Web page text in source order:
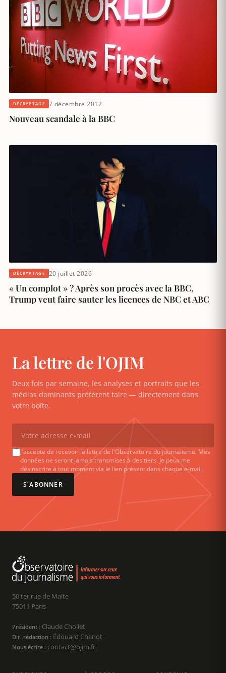
DÉCRYPTAGE 7 décembre 2012
Nouveau scandale à la BBC
DÉCRYPTAGE 20 juillet 2026
« Un complot » ? Après son procès avec la BBC,
Trump veut faire sauter les licences de NBC et ABC
La lettre de l'OJIM
Deux fois par semaine, les analyses et portraits que les
médias dominants préfèrent taire — directement dans
votre boîte.
J'accepte de recevoir la lettre de l'Observatoire du journalisme. Mes
données ne seront jamais transmises à des tiers. Je peux me
désinscrire à tout moment via le lien présent dans chaque e-mail.
S'ABONNER
50 ter rue de Malte
75011 Paris
Président : Claude Chollet
Dir. rédaction : Édouard Chanot
Nous écrire : contact@ojim.fr